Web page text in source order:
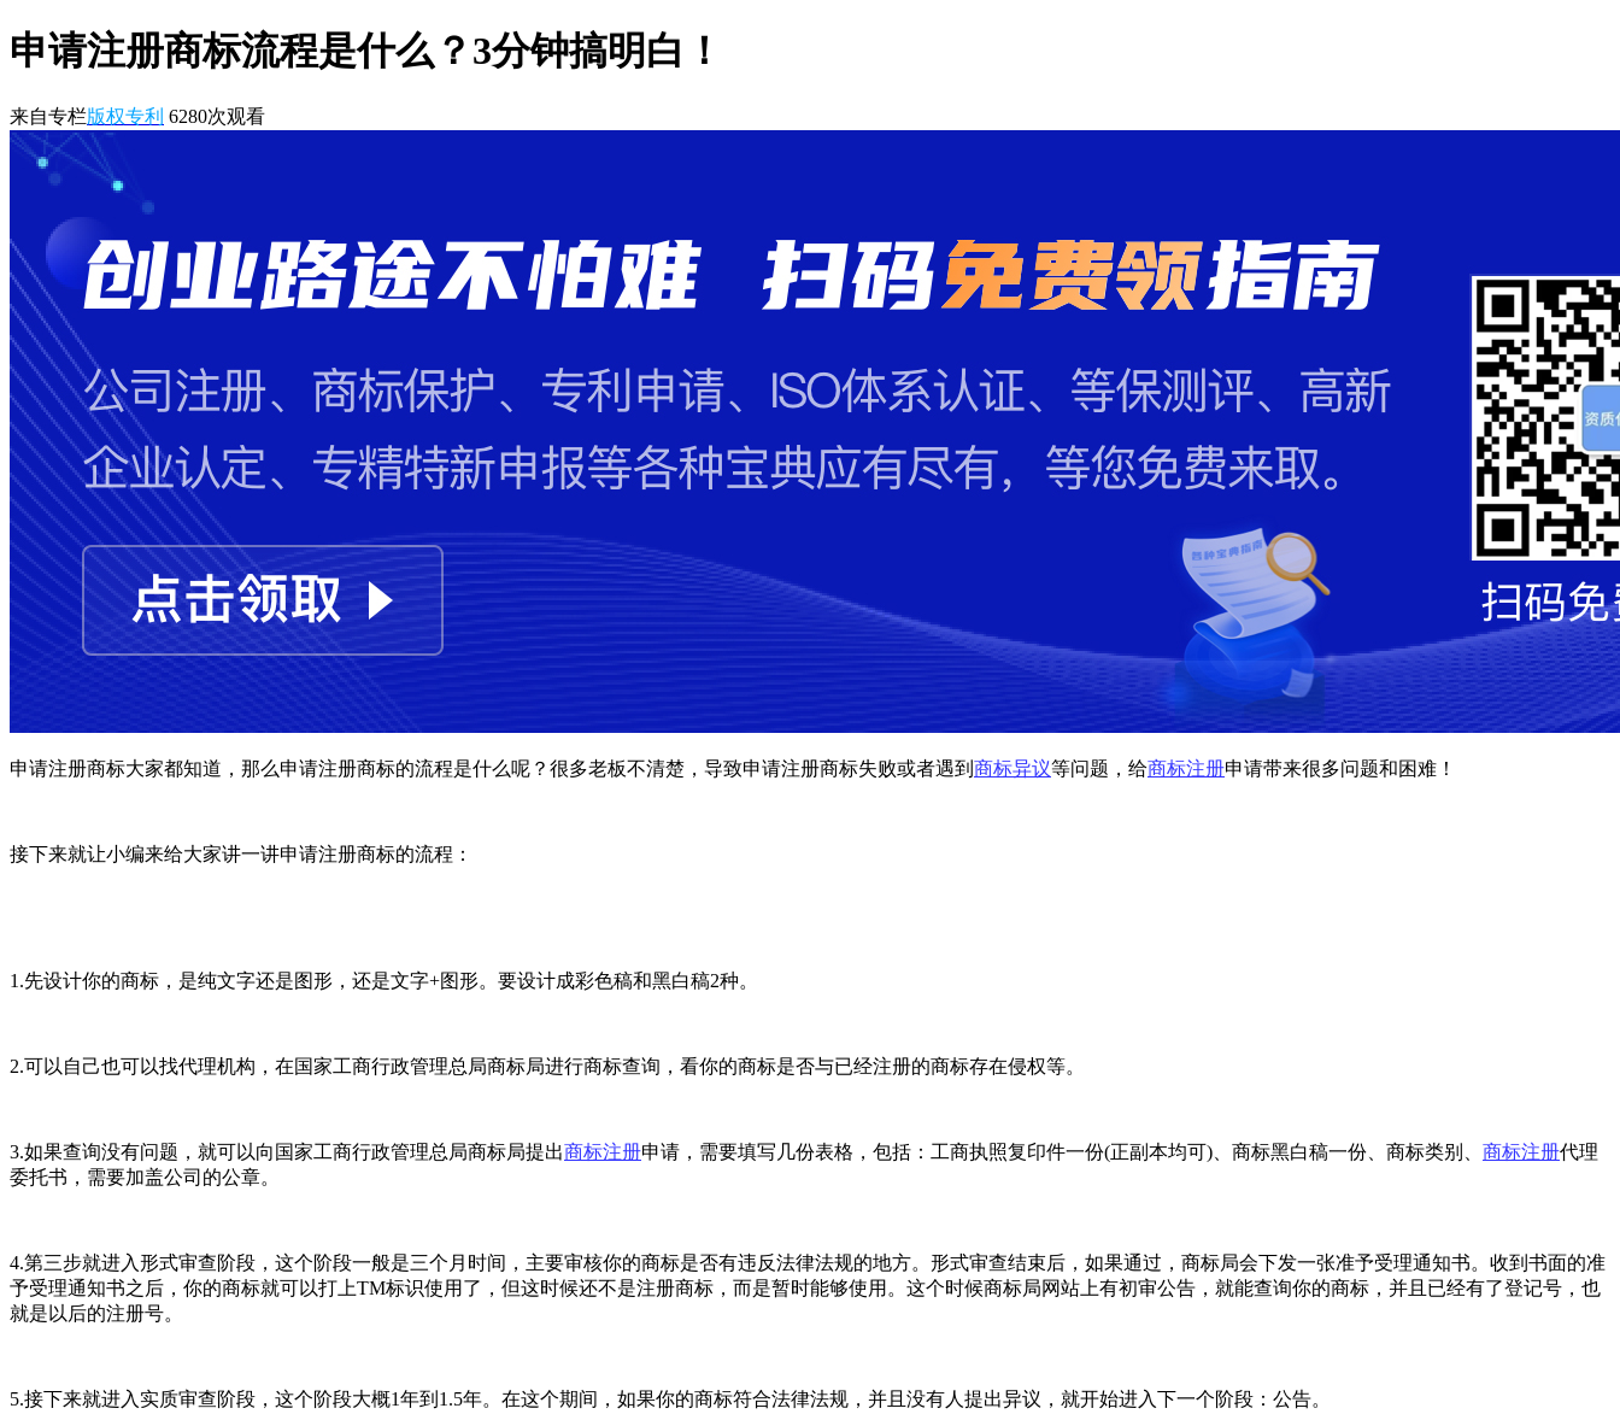
申请注册商标流程是什么？3分钟搞明白！
来自专栏版权专利 6280次观看
申请注册商标大家都知道，那么申请注册商标的流程是什么呢？很多老板不清楚，导致申请注册商标失败或者遇到 商标异议等问题，给商标注册申请带来很多问题和困难！
接下来就让小编来给大家讲一讲申请注册商标的流程：
1.先设计你的商标，是纯文字还是图形，还是文字+图形。要设计成彩色稿和黑白稿2种。
2.可以自己也可以找代理机构，在国家工商行政管理总局商标局进行商标查询，看你的商标是否与已经注册的商标存在侵权等。
3.如果查询没有问题，就可以向国家工商行政管理总局商标局提出商标注册申请，需要填写几份表格，包括：工商执照复印件一份(正副本均可)、商标黑白稿一份、商标类别、 商标注册代理
委托书，需要加盖公司的公章。
4.第三步就进入形式审查阶段，这个阶段一般是三个月时间，主要审核你的商标是否有违反法律法规的地方。形式审查结束后，如果通过，商标局会下发一张准予受理通知书。收到书面的准
予受理通知书之后，你的商标就可以打上TM标识使用了，但这时候还不是注册商标，而是暂时能够使用。这个时候商标局网站上有初审公告，就能查询你的商标，并且已经有了登记号，也
就是以后的注册号。
5.接下来就进入实质审查阶段，这个阶段大概1年到1.5年。在这个期间，如果你的商标符合法律法规，并且没有人提出异议，就开始进入下一个阶段：公告。